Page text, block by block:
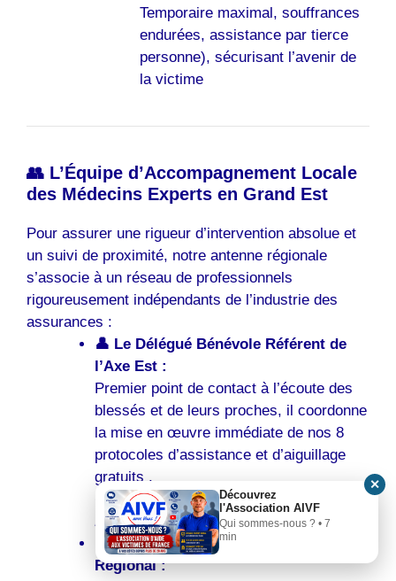
Temporaire maximal, souffrances
endurées, assistance par tierce
personne), sécurisant l’avenir de
la victime
👥 L’Équipe d’Accompagnement Locale
des Médecins Experts en Grand Est
Pour assurer une rigueur d’intervention absolue et
un suivi de proximité, notre antenne régionale
s’associe à un réseau de professionnels
rigoureusement indépendants de l’industrie des
assurances :
👤 Le Délégué Bénévole Référent de
l’Axe Est :
Premier point de contact à l’écoute des
blessés et de leurs proches, il coordonne
la mise en œuvre immédiate de nos 8
protocoles d’assistance et d’aiguillage
gratuits .
Contact : Cellule d’urgence AIVF Grand
Est — Prise en charge sous 24 heures.
⚖️ L’Avocat Conseil Partenaire
Régional :
Découvrez
l'Association AIVF
Qui sommes-nous ? • 7
min
✕